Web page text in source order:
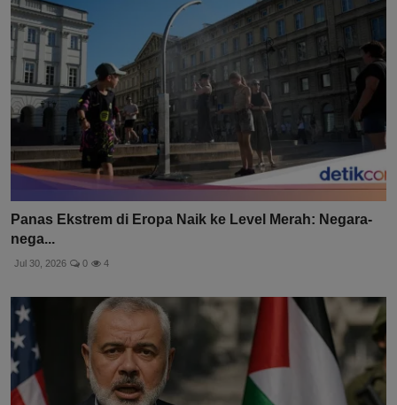
Panas Ekstrem di Eropa Naik ke Level Merah: Negara-
nega...
Jul 30, 2026 0 4